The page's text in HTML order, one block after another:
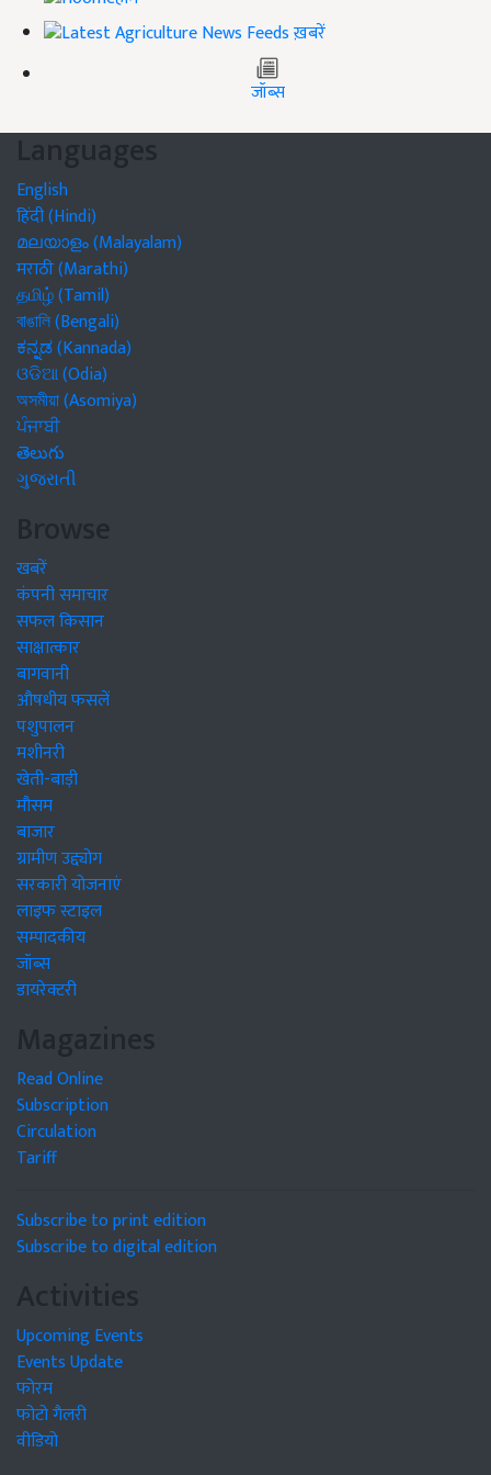
ख़बरें
जॉब्स
Languages
English
हिंदी (Hindi)
മലയാളം (Malayalam)
मराठी (Marathi)
தமிழ் (Tamil)
বাঙালি (Bengali)
ಕನ್ನಡ (Kannada)
ଓଡିଆ (Odia)
অসমীয়া (Asomiya)
ਪੰਜਾਬੀ
తెలుగు
ગુજરાતી
Browse
खबरें
कंपनी समाचार
सफल किसान
साक्षात्कार
बागवानी
औषधीय फसलें
पशुपालन
मशीनरी
खेती-बाड़ी
मौसम
बाजार
ग्रामीण उद्द्योग
सरकारी योजनाएं
लाइफ स्टाइल
सम्पादकीय
जॉब्स
डायरेक्टरी
Magazines
Read Online
Subscription
Circulation
Tariff
Subscribe to print edition
Subscribe to digital edition
Activities
Upcoming Events
Events Update
फोरम
फोटो गैलरी
वीडियो